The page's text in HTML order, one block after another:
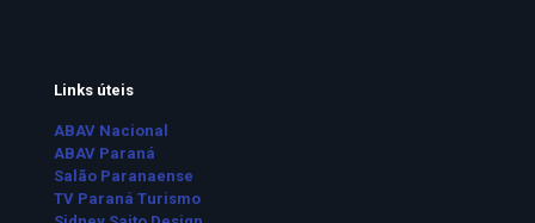
Links úteis
ABAV Nacional
ABAV Paraná
Salão Paranaense
TV Paraná Turismo